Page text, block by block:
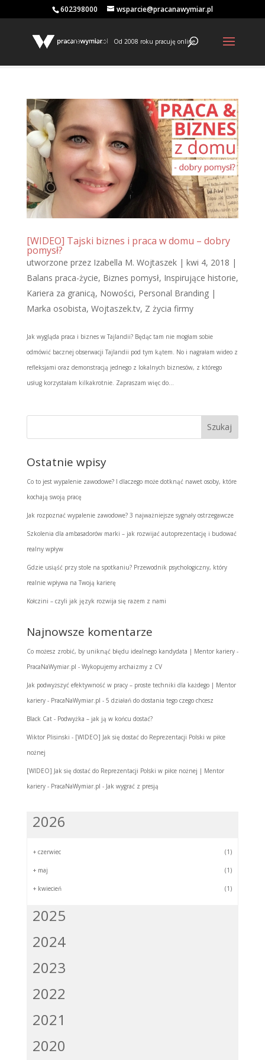
602398000 wsparcie@pracanawymiar.pl
Od 2008 roku pracuję online
[WIDEO] Tajski biznes i praca w domu – dobry
pomysł?
utworzone przez Izabella M. Wojtaszek| kwi 4, 2018 |
Balans praca-życie, Biznes pomysł, Inspirujące historie,
Kariera za granicą, Nowości, Personal Branding |
Marka osobista, Wojtaszek.tv, Z życia firmy
Jak wygląda praca i biznes w Tajlandii? Będąc tam nie mogłam sobie
odmówić bacznej obserwacji Tajlandii pod tym kątem. No i nagrałam wideo z
refleksjami oraz demonstracją jednego z lokalnych biznesów, z którego
usług korzystałam kilkakrotnie. Zapraszam więc do...
Ostatnie wpisy
Co to jest wypalenie zawodowe? I dlaczego może dotknąć nawet osoby, które
kochają swoją pracę
Jak rozpoznać wypalenie zawodowe? 3 najważniejsze sygnały ostrzegawcze
Szkolenia dla ambasadorów marki – jak rozwijać autoprezentację i budować
realny wpływ
Gdzie usiąść przy stole na spotkaniu? Przewodnik psychologiczny, który
realnie wpływa na Twoją karierę
Kołczini – czyli jak język rozwija się razem z nami
Najnowsze komentarze
Co możesz zrobić, by uniknąć błędu idealnego kandydata | Mentor kariery -
PracaNaWymiar.pl - Wykopujemy archaizmy z CV
Jak podwyższyć efektywność w pracy – proste techniki dla każdego | Mentor
kariery - PracaNaWymiar.pl - 5 działań do dostania tego czego chcesz
Black Cat- Podwyżka – jak ją w końcu dostać?
Wiktor Plisinski - [WIDEO] Jak się dostać do Reprezentacji Polski w piłce
nożnej
[WIDEO] Jak się dostać do Reprezentacji Polski w piłce nożnej | Mentor
kariery - PracaNaWymiar.pl - Jak wygrać z presją
2026
+ czerwiec (1)
+ maj (1)
+ kwiecień (1)
2025
2024
2023
2022
2021
2020